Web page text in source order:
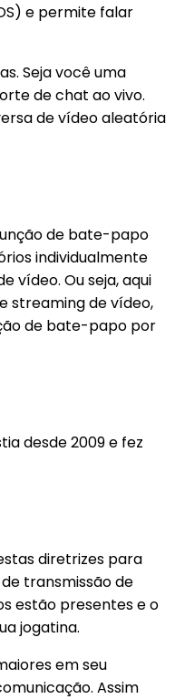
e permite falar
Seja você uma
de chat ao vivo.
de vídeo aleatória
de bate-papo
individualmente
vídeo. Ou seja, aqui
streaming de vídeo,
de bate-papo por
desde 2009 e fez
diretrizes para
transmissão de
estão presentes e o
jogatina.
em seu
Assim